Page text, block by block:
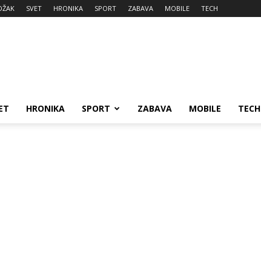
SVET HRONIKA SPORT ZABAVA MOBILE TECH
HRONIKA SPORT ZABAVA MOBILE TECH